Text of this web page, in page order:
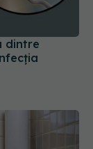
dintre